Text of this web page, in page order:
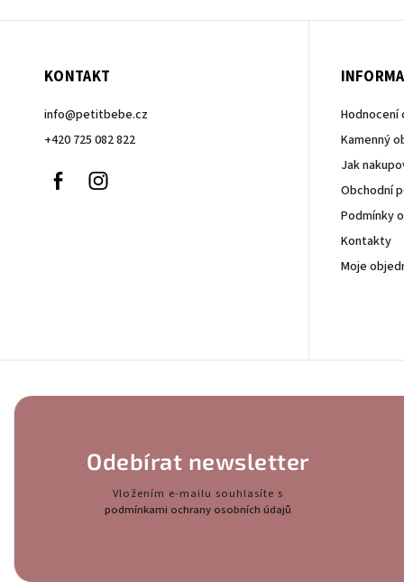
KONTAKT
info@petitbebe.cz
+420 725 082 822
Facebook
Hodnocení
Kamenný
Jak
Obchodní
Podmínky
Kontakty
Moje
Odebírat newsletter
Vložením e-mailu souhlasíte s
podmínkami ochrany osobních údajů